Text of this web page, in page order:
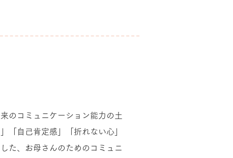
のコミュニケーション能力の土
「自己肯定感」「折れない心」
た、お母さんのためのコミュニ